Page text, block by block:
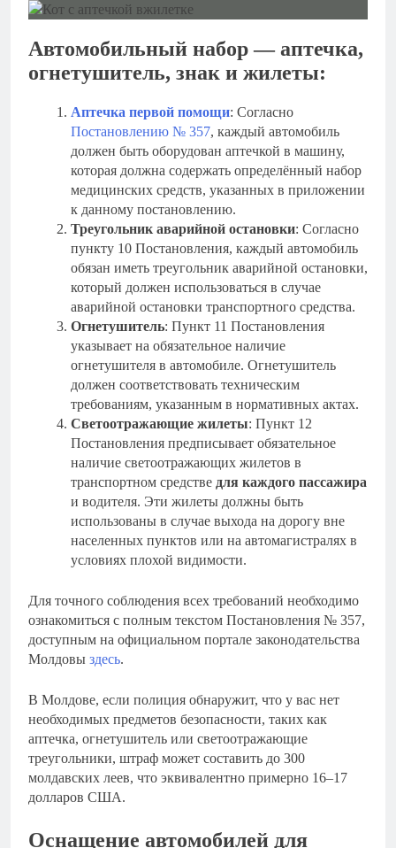
Автомобильный набор — аптечка,
огнетушитель, знак и жилеты:
Аптечка первой помощи: Согласно
Постановлению № 357, каждый автомобиль
должен быть оборудован аптечкой в машину,
которая должна содержать определённый набор
медицинских средств, указанных в приложении
к данному постановлению.
Треугольник аварийной остановки: Согласно
пункту 10 Постановления, каждый автомобиль
обязан иметь треугольник аварийной остановки,
который должен использоваться в случае
аварийной остановки транспортного средства.
Огнетушитель: Пункт 11 Постановления
указывает на обязательное наличие
огнетушителя в автомобиле. Огнетушитель
должен соответствовать техническим
требованиям, указанным в нормативных актах.
Светоотражающие жилеты: Пункт 12
Постановления предписывает обязательное
наличие светоотражающих жилетов в
транспортном средстве для каждого пассажира
и водителя. Эти жилеты должны быть
использованы в случае выхода на дорогу вне
населенных пунктов или на автомагистралях в
условиях плохой видимости.
Для точного соблюдения всех требований необходимо
ознакомиться с полным текстом Постановления № 357,
доступным на официальном портале законодательства
Молдовы здесь.
В Молдове, если полиция обнаружит, что у вас нет
необходимых предметов безопасности, таких как
аптечка, огнетушитель или светоотражающие
треугольники, штраф может составить до 300
молдавских леев, что эквивалентно примерно 16–17
долларов США.
Оснащение автомобилей для